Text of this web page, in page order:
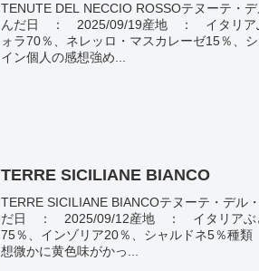
TENUTE DEL NECCIO ROSSOテヌーテ・
んだ日 ： 2025/09/19産地 ： イタリア
ォラ70％、ネレッロ・マスカレーゼ15％
イン個人の感想強め...
TERRE SICILIANE BIANCO
TERRE SICILIANE BIANCOテヌーテ・デル
だ日 ： 2025/09/12産地 ： イタリアぶ
75％、インゾリア20％、シャルドネ5％種
想微かに黄色味がかっ...